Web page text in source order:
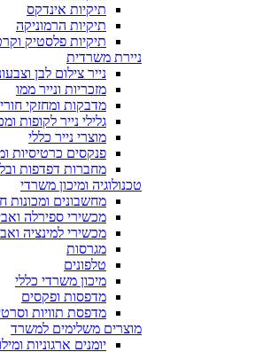
תיקיות אינדקס
תיקיות הרמוניקה
תיקיות פלסטיק
ניירת משרדית
נייר צילום לבן
מזכריות ונייר ממו
מדבקות ומחזקי
גלילי נייר לקופות
מוצרי נייר כללי
פנקסים כרטיסיות
מחברות דפדפות
טכנולוגיה ומיכון משרדי
מחשבונים ומכונות
מכשירי ספירלה
מכשירי למינציה
מגרסות
טלפונים
מיכון משרדי כללי
מדפסות ופקסים
מדפסת תוויות
מוצרים משלימים למשרד
יומנים ארגוניות